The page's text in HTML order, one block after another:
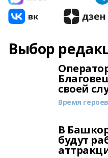
Выбор
своей
Время героев
В
будут